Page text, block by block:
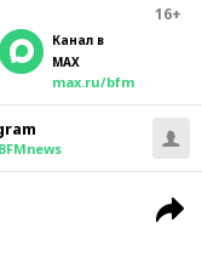
16+
Канал в
MAX
max.ru/bfm